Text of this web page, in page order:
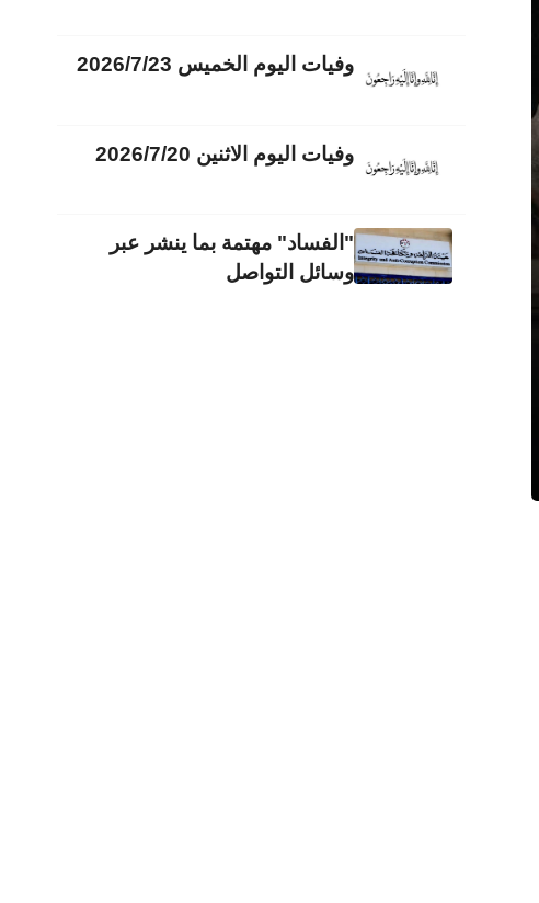
وفيات اليوم الخميس 2026/7/23
وفيات اليوم الاثنين 2026/7/20
"الفساد" مهتمة بما ينشر عبر
وسائل التواصل